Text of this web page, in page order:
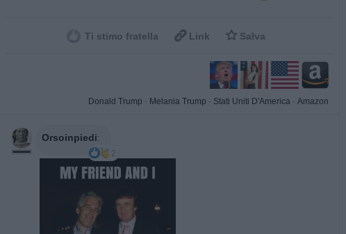
Ti stimo fratella  Link  Salva
Donald Trump · Melania Trump · Stati Uniti D'America · Amazon
Orsoinpiedi:
2